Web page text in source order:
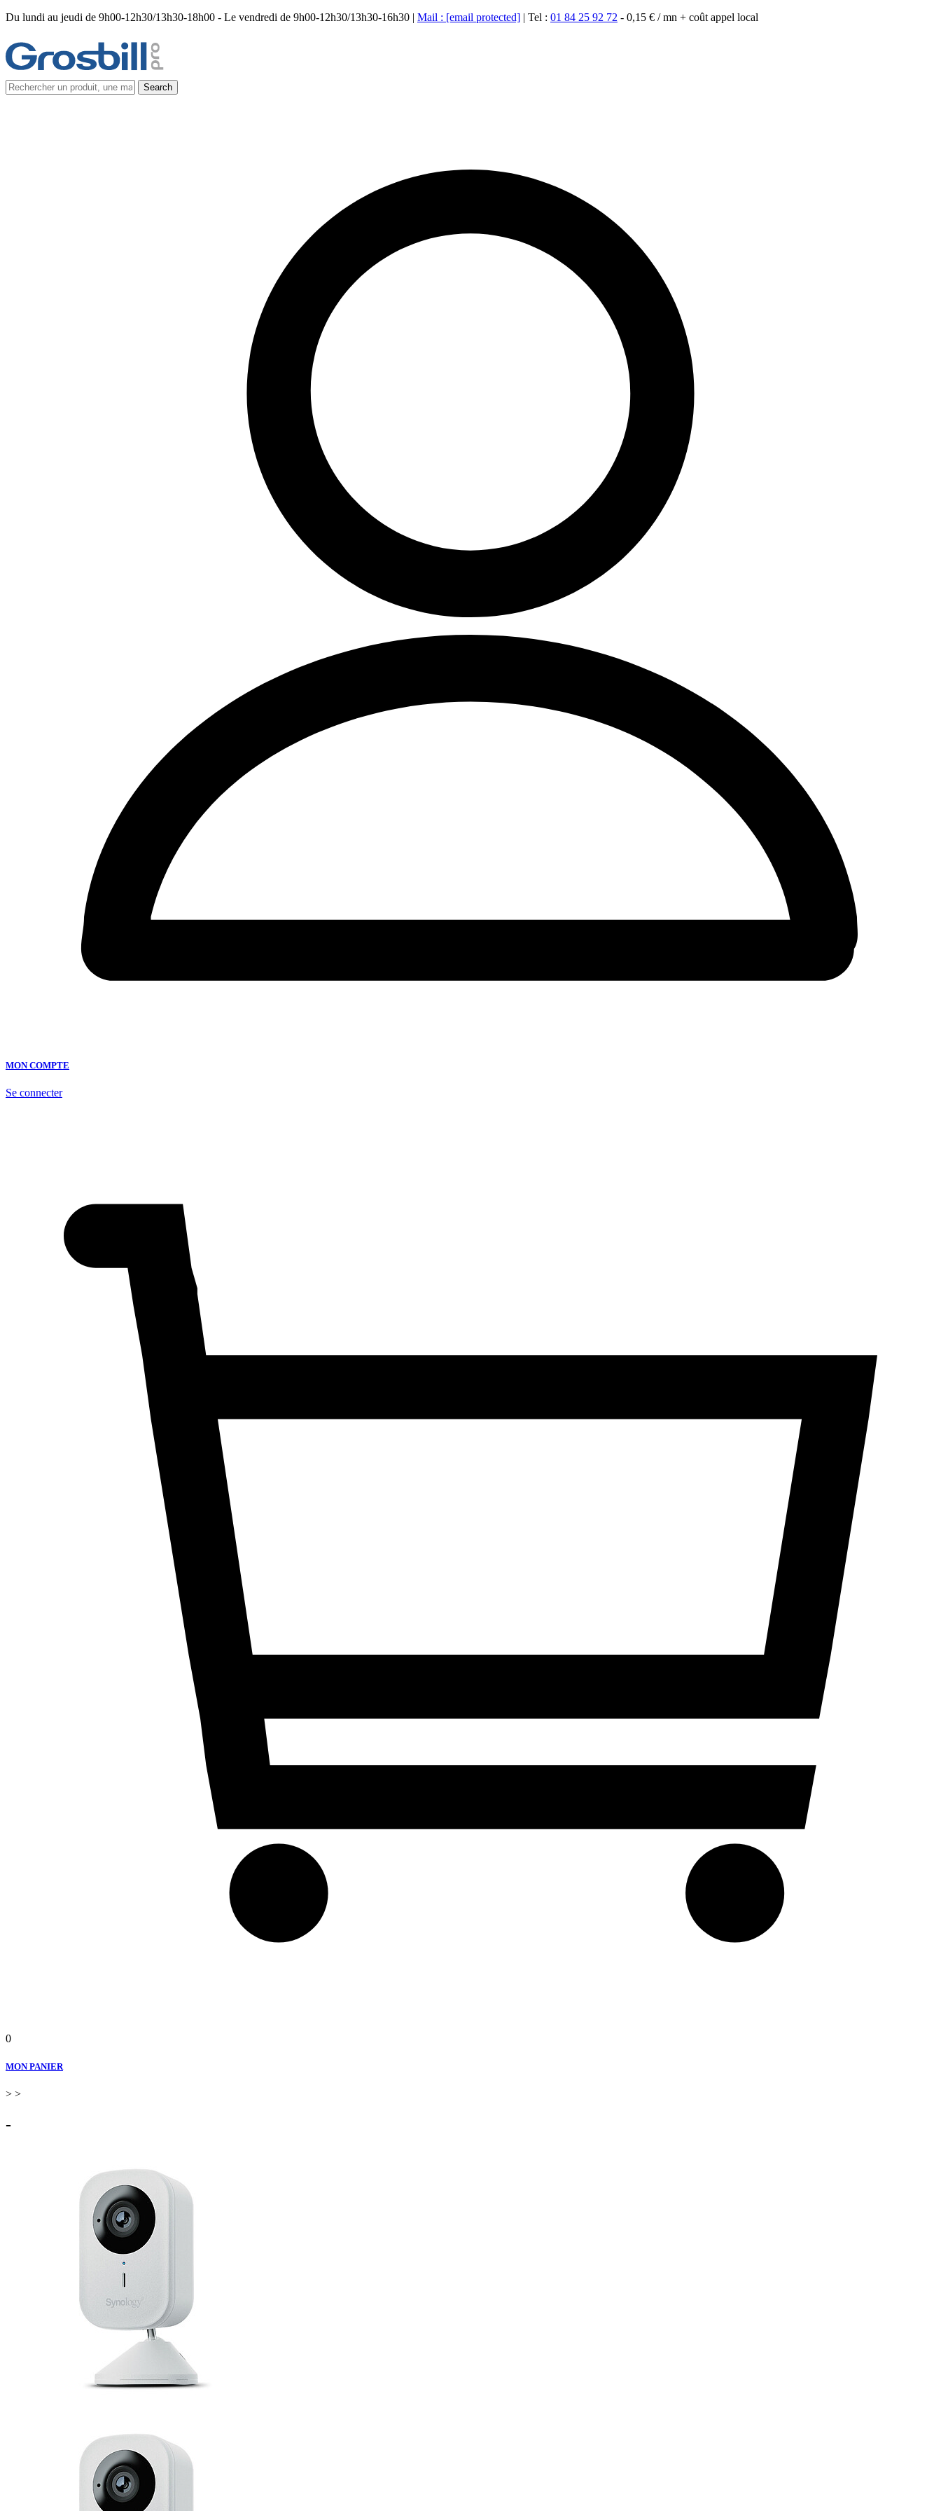
Du lundi au jeudi de 9h00-12h30/13h30-18h00 - Le vendredi de 9h00-12h30/13h30-16h30 | Mail : [email protected] | Tel : 01 84 25 92 72 - 0,15 € / mn + coût appel local
MON COMPTE
Se connecter
0
MON PANIER
> >
-